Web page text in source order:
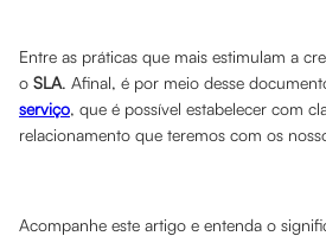
Entre as práticas que mais estimulam a
o SLA. Afinal, é por meio desse
serviço, que é possível estabelecer com
relacionamento que teremos com os
Acompanhe este artigo e entenda o